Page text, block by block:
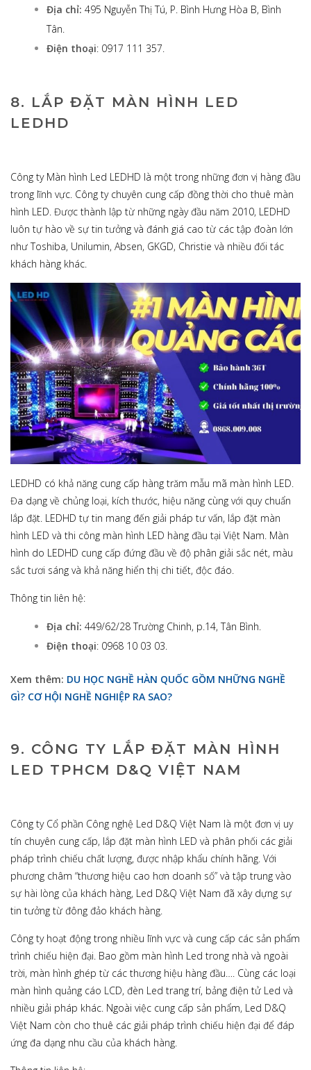
Địa chỉ: 495 Nguyễn Thị Tú, P. Bình Hưng Hòa B, Bình
Tân.
Điện thoại: 0917 111 357.
8. LẮP ĐẶT MÀN HÌNH LED
LEDHD
Công ty Màn hình Led LEDHD là một trong những đơn vị hàng đầu
trong lĩnh vực. Công ty chuyên cung cấp đồng thời cho thuê màn
hình LED. Được thành lập từ những ngày đầu năm 2010, LEDHD
luôn tự hào về sự tin tưởng và đánh giá cao từ các tập đoàn lớn
như Toshiba, Unilumin, Absen, GKGD, Christie và nhiều đối tác
khách hàng khác.
LEDHD có khả năng cung cấp hàng trăm mẫu mã màn hình LED.
Đa dạng về chủng loại, kích thước, hiệu năng cùng với quy chuẩn
lắp đặt. LEDHD tự tin mang đến giải pháp tư vấn, lắp đặt màn
hình LED và thi công màn hình LED hàng đầu tại Việt Nam. Màn
hình do LEDHD cung cấp đứng đầu về độ phân giải sắc nét, màu
sắc tươi sáng và khả năng hiển thị chi tiết, độc đáo.
Thông tin liên hệ:
Địa chỉ: 449/62/28 Trường Chinh, p.14, Tân Bình.
Điện thoại: 0968 10 03 03.
Xem thêm: DU HỌC NGHỀ HÀN QUỐC GỒM NHỮNG NGHỀ
GÌ? CƠ HỘI NGHỀ NGHIỆP RA SAO?
9. CÔNG TY LẮP ĐẶT MÀN HÌNH
LED TPHCM D&Q VIỆT NAM
Công ty Cổ phần Công nghệ Led D&Q Việt Nam là một đơn vị uy
tín chuyên cung cấp, lắp đặt màn hình LED và phân phối các giải
pháp trình chiếu chất lượng, được nhập khẩu chính hãng. Với
phương châm “thương hiệu cao hơn doanh số” và tập trung vào
sự hài lòng của khách hàng, Led D&Q Việt Nam đã xây dựng sự
tin tưởng từ đông đảo khách hàng.
Công ty hoạt động trong nhiều lĩnh vực và cung cấp các sản phẩm
trình chiếu hiện đại. Bao gồm màn hình Led trong nhà và ngoài
trời, màn hình ghép từ các thương hiệu hàng đầu…. Cùng các loại
màn hình quảng cáo LCD, đèn Led trang trí, bảng điện tử Led và
nhiều giải pháp khác. Ngoài việc cung cấp sản phẩm, Led D&Q
Việt Nam còn cho thuê các giải pháp trình chiếu hiện đại để đáp
ứng đa dạng nhu cầu của khách hàng.